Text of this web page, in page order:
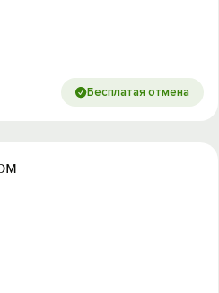
Бесплатая отмена